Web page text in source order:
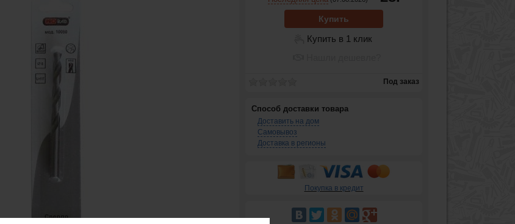
Купить
Купить в 1 клик
Под заказ
Способ доставки товара
Доставить на дом
Самовывоз
Доставка в регионы
Покупка в кредит